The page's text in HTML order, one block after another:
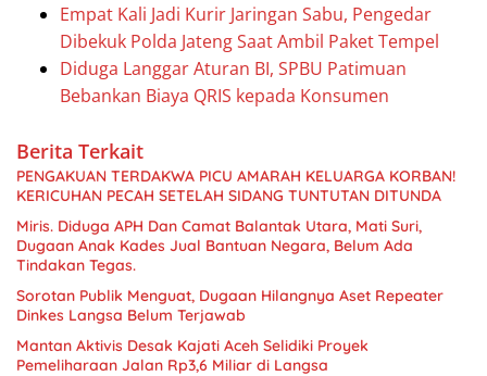
Empat Kali Jadi Kurir Jaringan Sabu, Pengedar
Dibekuk Polda Jateng Saat Ambil Paket Tempel
Diduga Langgar Aturan BI, SPBU Patimuan
Bebankan Biaya QRIS kepada Konsumen
Berita Terkait
PENGAKUAN TERDAKWA PICU AMARAH KELUARGA KORBAN!
KERICUHAN PECAH SETELAH SIDANG TUNTUTAN DITUNDA
Miris. Diduga APH Dan Camat Balantak Utara, Mati Suri,
Dugaan Anak Kades Jual Bantuan Negara, Belum Ada
Sorotan Publik Menguat, Dugaan Hilangnya Aset Repeater
Dinkes Langsa Belum Terjawab
Mantan Aktivis Desak Kajati Aceh Selidiki Proyek
Pemeliharaan Jalan Rp3,6 Miliar di Langsa